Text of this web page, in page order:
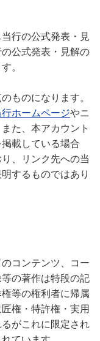
行の公式発表・見
公式発表・見解の
。
ものになります。
行ホームページやニ
た、本アカウント
載している場合
、リンク先への当
するものではあり
コンテンツ、コー
の著作は特段の記
等の権利者に帰属
権・特許権・実用
がこれに限定され